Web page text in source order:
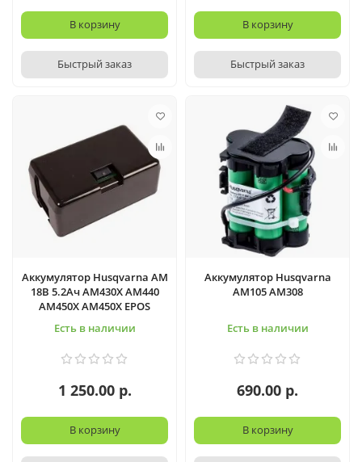
В корзину
Быстрый заказ
В корзину
Быстрый заказ
Аккумулятор Husqvarna AM
18В 5.2Ач AM430X AM440
AM450X AM450X EPOS
Есть в наличии
1 250.00 р.
В корзину
Аккумулятор Husqvarna
AM105 AM308
Есть в наличии
690.00 р.
В корзину